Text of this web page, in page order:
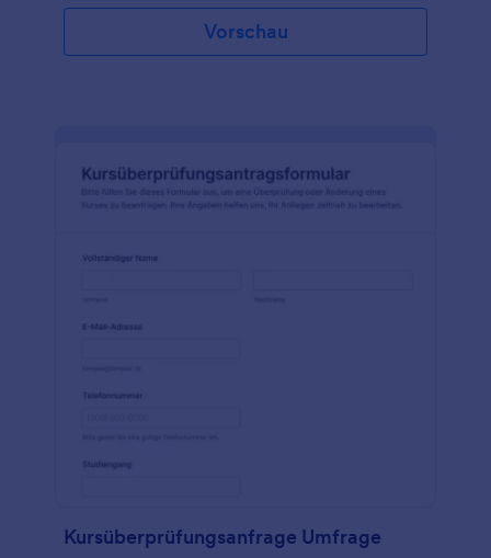
Vorschau
Kursüberprüfungsanfrage Umfrage